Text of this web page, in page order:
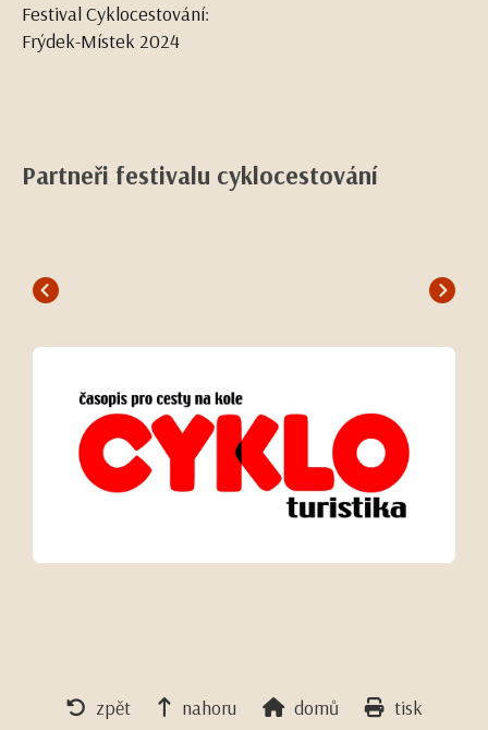
Festival Cyklocestování:
Frýdek-Místek 2024
Partneři festivalu cyklocestování
zpět nahoru domů tisk